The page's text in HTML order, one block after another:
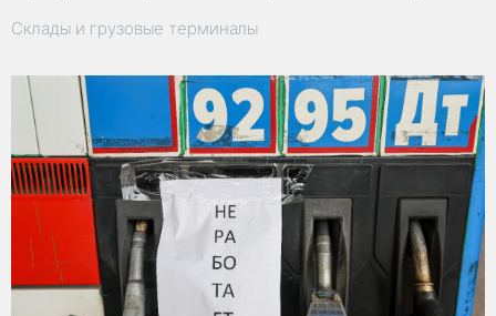
Склады и грузовые терминалы